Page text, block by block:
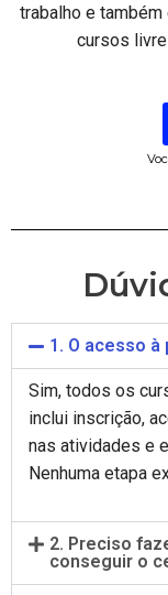
trabalho e
cursos
1. O acesso
Sim, todos os
inclui inscrição,
nas atividades e
Nenhuma etapa
2. Preciso
conseguir o